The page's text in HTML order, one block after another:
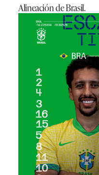
Alineación de Brasil.